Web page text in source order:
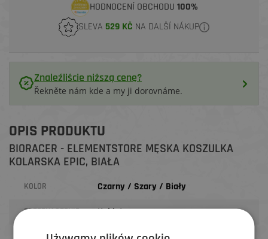
HODNOCENÍ OBCHODU 100%
SLEVA 529 KČ NA DALŠÍ NÁKUP
Znaleźliście niższą cenę?
Řekněte nám kde a my ji dorovnáme.
OPIS PRODUKTU
BIORACER - ELEMENTSTORE MĘSKA KOSZULKA
KOLARSKA EPIC, BIAŁA
KOLOR Czarny / Szary / Biały
PRZEZNACZENIE Kobiet